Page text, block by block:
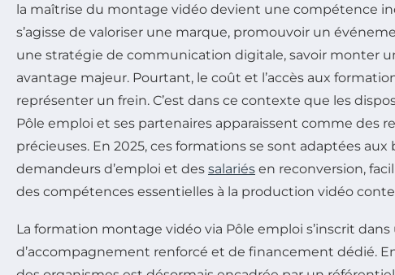
la maîtrise du montage vidéo devient une compétence
s’agisse de valoriser une marque, promouvoir un
une stratégie de communication digitale, savoir monter
avantage majeur. Pourtant, le coût et l’accès aux
représenter un frein. C’est dans ce contexte que les
Pôle emploi et ses partenaires apparaissent comme des
précieuses. En 2025, ces formations se sont adaptées aux
demandeurs d’emploi et des salariés en reconversion,
des compétences essentielles à la production vidéo
La formation montage vidéo via Pôle emploi s’inscrit
d’accompagnement renforcé et de financement dédié.